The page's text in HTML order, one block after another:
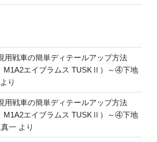
用戦車の簡単ディテールアップ方法
エイブラムス TUSKⅡ）～④下地
より
用戦車の簡単ディテールアップ方法
エイブラムス TUSKⅡ）～④下地
一 より